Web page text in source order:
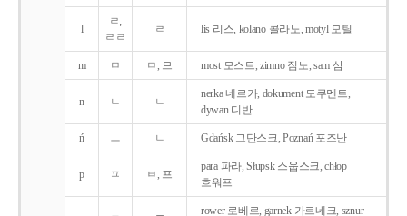
l
ㄹ,
ㄹㄹ
ㄹ lis 리스, kolano 콜라노, motyl 모틸
m ㅁ ㅁ, 므 most 모스트, zimno 짐노, sam 삼
n ㄴ ㄴ
nerka 네르카, dokument 도쿠멘트,
dywan 디반
ń ㅡ ㄴ Gdańsk 그단스크, Poznań 포즈난
p ㅍ ㅂ, 프
para 파라, Słupsk 스웁스크, chłop
흐워프
rower 로베르, garnek 가르네크, sznur